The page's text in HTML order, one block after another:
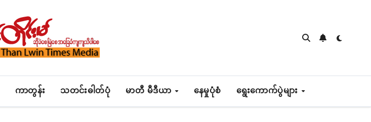
ကာတွန်း သတင်းဓါတ်ပုံ မာတီ မီဒီယာ နေမှုပုံစံ ရွေးကောက်ပွဲများ